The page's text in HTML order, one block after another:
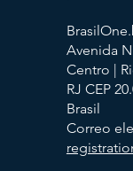
Avenida
Centro |
RJ CEP
Brasil
Correo